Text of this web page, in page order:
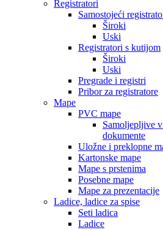
Registratori
Samostojeći
Široki
Uski
Registratori s kutijom
Široki
Uski
Pregrade i registri
Pribor za registratore
Mape
PVC mape
Samoljepljive
dokumente
Uložne i preklopne
Kartonske mape
Mape s prstenima
Posebne mape
Mape za prezentacije
Ladice, ladice za spise
Seti ladica
Ladice